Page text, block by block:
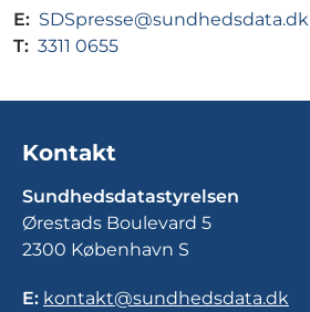
E: SDSpresse@sundhedsdata.dk
T: 3311 0655
Kontakt
Sundhedsdatastyrelsen
Ørestads Boulevard 5
2300 København S
E: kontakt@sundhedsdata.dk